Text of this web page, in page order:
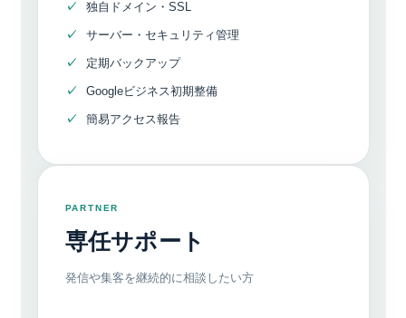
独自ドメイン・SSL
サーバー・セキュリティ管理
定期バックアップ
Googleビジネス初期整備
簡易アクセス報告
PARTNER
専任サポート
発信や集客を継続的に相談したい方